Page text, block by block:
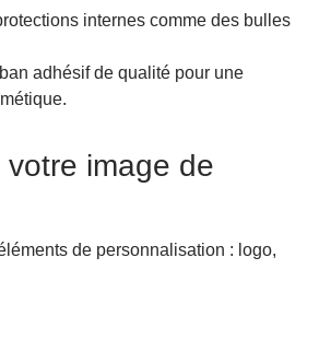
internes comme des bulles
adhésif de qualité pour une
votre image de
de personnalisation : logo,